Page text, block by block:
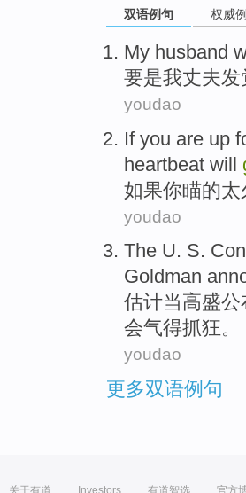
双语例句 权威
My husband
要是我丈夫发
youdao
If you are up
heartbeat will
如果你瞄的太
youdao
The U. S.
Goldman
估计当高盛公
会气得抓狂。
youdao
更多双语例句